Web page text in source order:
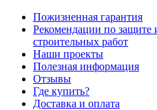
Пожизненная гарантия
Рекомендации по защите
строительных работ
Наши проекты
Полезная информация
Отзывы
Где купить?
Доставка и оплата